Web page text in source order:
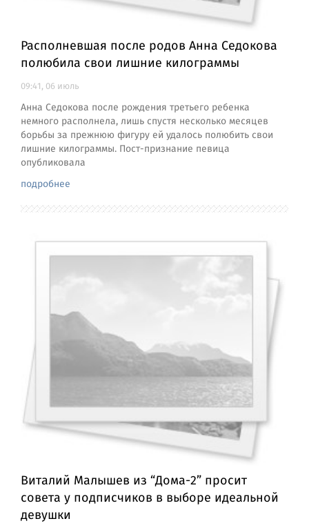
Располневшая после родов Анна Седокова
полюбила свои лишние килограммы
09:41, 06 июль
Анна Седокова после рождения третьего ребенка
немного располнела, лишь спустя несколько месяцев
борьбы за прежнюю фигуру ей удалось полюбить свои
лишние килограммы. Пост-признание певица
опубликовала
подробнее
Виталий Малышев из “Дома-2” просит
совета у подписчиков в выборе идеальной
девушки